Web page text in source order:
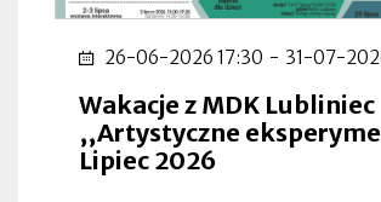
26-06-2026 17:30 - 31-07-
Wakacje z MDK Lubliniec
,,Artystyczne
Lipiec 2026